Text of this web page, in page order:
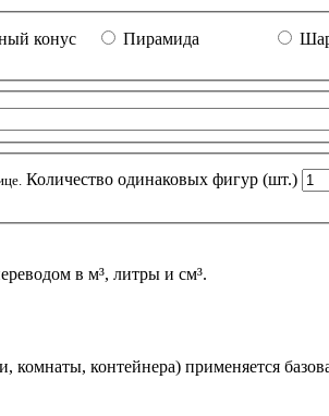
конус Пирамида
Количество одинаковых фигур (шт.)
в м³, литры и см³.
комнаты, контейнера) применяется